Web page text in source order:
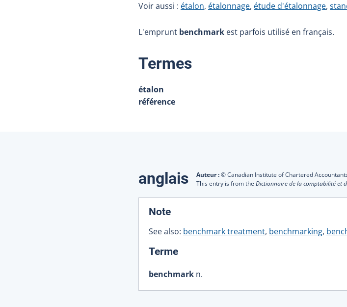
Voir aussi : étalon, étalonnage, étude d'étalonnage,
L'emprunt benchmark est parfois utilisé en français.
Termes:
étalon
référence
Traductions
anglais Auteur :© Canadian Institute of Chartered
This entry is from the Dictionnaire de la comptabilité et
Note:
See also: benchmark treatment, benchmarking,
Terme:
benchmark n.